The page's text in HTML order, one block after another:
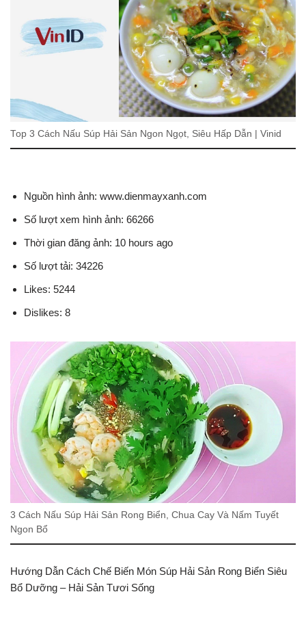
Top 3 Cách Nấu Súp Hải Sản Ngon Ngọt, Siêu Hấp Dẫn | Vinid
Nguồn hình ảnh: www.dienmayxanh.com
Số lượt xem hình ảnh: 66266
Thời gian đăng ảnh: 10 hours ago
Số lượt tải: 34226
Likes: 5244
Dislikes: 8
3 Cách Nấu Súp Hải Sản Rong Biển, Chua Cay Và Nấm Tuyết
Ngon Bổ
Hướng Dẫn Cách Chế Biến Món Súp Hải Sản Rong Biển Siêu
Bổ Dưỡng – Hải Sản Tươi Sống